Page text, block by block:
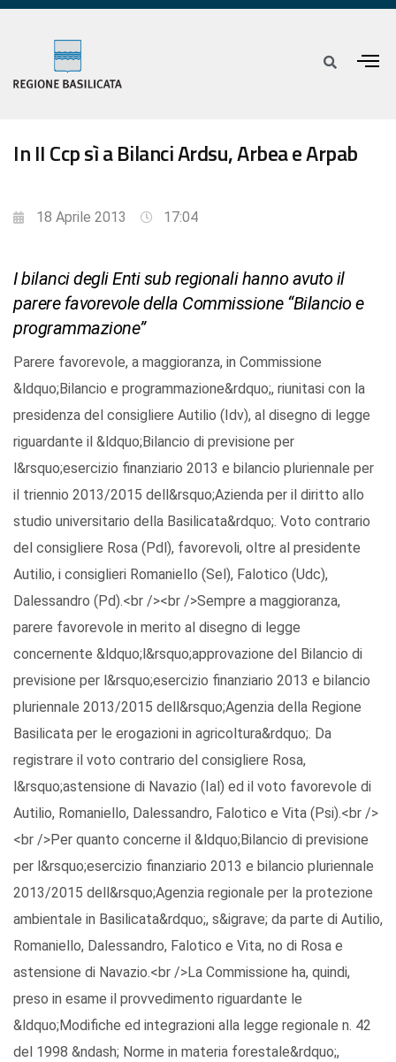
In II Ccp sì a Bilanci Ardsu, Arbea e Arpab
18 Aprile 2013 17:04
I bilanci degli Enti sub regionali hanno avuto il
parere favorevole della Commissione “Bilancio e
programmazione”
Parere favorevole, a maggioranza, in Commissione
&ldquo;Bilancio e programmazione&rdquo;, riunitasi con la
presidenza del consigliere Autilio (Idv), al disegno di legge
riguardante il &ldquo;Bilancio di previsione per
l&rsquo;esercizio finanziario 2013 e bilancio pluriennale per
il triennio 2013/2015 dell&rsquo;Azienda per il diritto allo
studio universitario della Basilicata&rdquo;. Voto contrario
del consigliere Rosa (Pdl), favorevoli, oltre al presidente
Autilio, i consiglieri Romaniello (Sel), Falotico (Udc),
Dalessandro (Pd).<br /><br />Sempre a maggioranza,
parere favorevole in merito al disegno di legge
concernente &ldquo;l&rsquo;approvazione del Bilancio di
previsione per l&rsquo;esercizio finanziario 2013 e bilancio
pluriennale 2013/2015 dell&rsquo;Agenzia della Regione
Basilicata per le erogazioni in agricoltura&rdquo;. Da
registrare il voto contrario del consigliere Rosa,
l&rsquo;astensione di Navazio (Ial) ed il voto favorevole di
Autilio, Romaniello, Dalessandro, Falotico e Vita (Psi).<br />
<br />Per quanto concerne il &ldquo;Bilancio di previsione
per l&rsquo;esercizio finanziario 2013 e bilancio pluriennale
2013/2015 dell&rsquo;Agenzia regionale per la protezione
ambientale in Basilicata&rdquo;, s&igrave; da parte di Autilio,
Romaniello, Dalessandro, Falotico e Vita, no di Rosa e
astensione di Navazio.<br />La Commissione ha, quindi,
preso in esame il provvedimento riguardante le
&ldquo;Modifiche ed integrazioni alla legge regionale n. 42
del 1998 &ndash; Norme in materia forestale&rdquo;,